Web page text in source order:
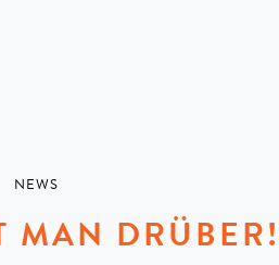
NEWS
MAN DRÜBER!